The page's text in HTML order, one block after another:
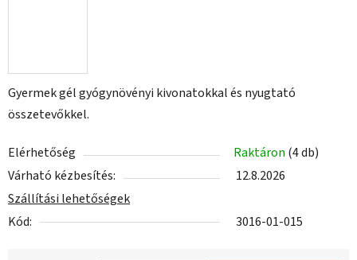
Gyermek gél gyógynövényi kivonatokkal és nyugtató
összetevőkkel.
Elérhetőség Raktáron (4 db)
Várható kézbesítés:
12.8.2026
Szállítási lehetőségek
Kód:
3016-01-015